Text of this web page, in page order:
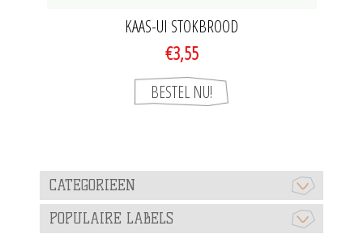
KAAS-UI STOKBROOD
€3,55
CATEGORIEEN
POPULAIRE LABELS